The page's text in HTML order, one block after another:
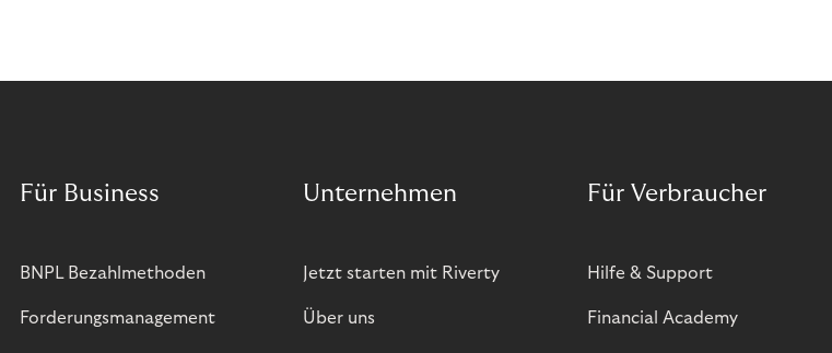
Für Business
BNPL Bezahlmethoden
Forderungsmanagement
Unternehmen
Jetzt starten mit Riverty
Über uns
Für Verbraucher
Hilfe & Support
Financial Academy